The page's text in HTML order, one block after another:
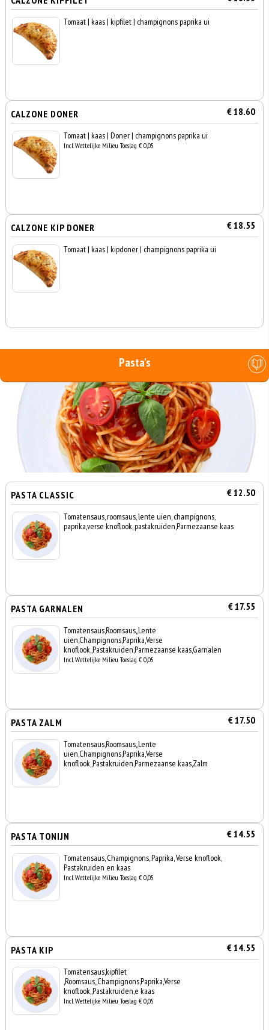
Tomaat | kaas | kipfilet | champignons paprika ui
CALZONE DONER € 18.60
Tomaat | kaas | Doner | champignons paprika ui
Incl. Wettelijke Milieu Toeslag € 0,05
CALZONE KIP DONER € 18.55
Tomaat | kaas | kipdoner | champignons paprika ui
Pasta's
PASTA CLASSIC € 12.50
Tomatensaus, roomsaus, lente uien, champignons,
paprika,verse knoflook, pastakruiden,Parmezaanse kaas
PASTA GARNALEN € 17.55
Tomatensaus,Roomsaus,,Lente
uien,Champignons,Paprika,Verse
knoflook,,Pastakruiden,Parmezaanse kaas,Garnalen
Incl. Wettelijke Milieu Toeslag € 0,05
PASTA ZALM € 17.50
Tomatensaus,Roomsaus,,Lente
uien,Champignons,Paprika,Verse
knoflook,,Pastakruiden,Parmezaanse kaas,Zalm
PASTA TONIJN € 14.55
Tomatensaus, Champignons, Paprika, Verse knoflook,
Pastakruiden en kaas
Incl. Wettelijke Milieu Toeslag € 0,05
PASTA KIP € 14.55
Tomatensaus,kipfilet
,Roomsaus,,Champignons,Paprika,Verse
knoflook,,Pastakruiden,e kaas
Incl. Wettelijke Milieu Toeslag € 0,05